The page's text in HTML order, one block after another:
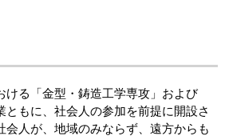
ける「金型・鋳造工学専攻」および
ともに、社会人の参加を前提に開設さ
会人が、地域のみならず、遠方からも